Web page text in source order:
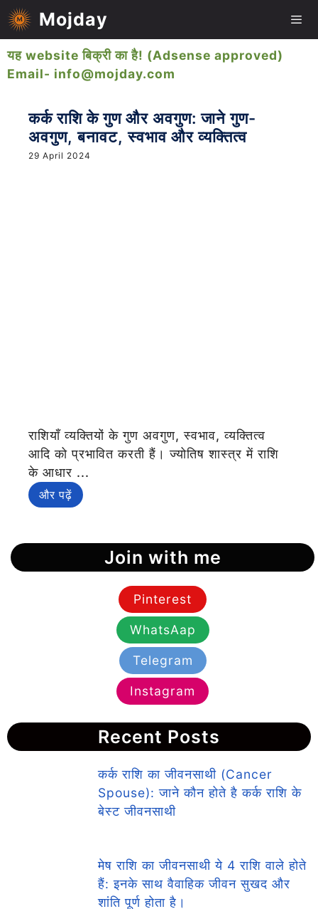
Skip
to
Mojday
यह website बिक्री का है! (Adsense approved)
Email- info@mojday.com
कर्क राशि के गुण और अवगुण: जाने गुण-
अवगुण, बनावट, स्वभाव और व्यक्तित्व
29 April 2024
राशियाँ व्यक्तियों के गुण अवगुण, स्वभाव, व्यक्तित्व
आदि को प्रभावित करती हैं। ज्योतिष शास्त्र में राशि
के आधार ...
और पढ़ें
Join with me
Pinterest
WhatsAap
Telegram
Instagram
Recent Posts
कर्क राशि का जीवनसाथी (Cancer
Spouse): जाने कौन होते है कर्क राशि के
बेस्ट जीवनसाथी
मेष राशि का जीवनसाथी ये 4 राशि वाले होते
हैं: इनके साथ वैवाहिक जीवन सुखद और
शांति पूर्ण होता है।